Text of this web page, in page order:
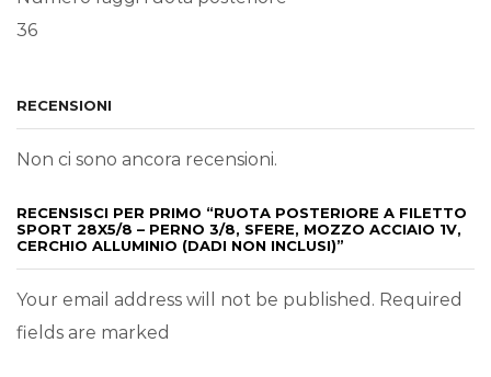
36
RECENSIONI
Non ci sono ancora recensioni.
RECENSISCI PER PRIMO “RUOTA POSTERIORE A FILETTO
SPORT 28X5/8 – PERNO 3/8, SFERE, MOZZO ACCIAIO 1V,
CERCHIO ALLUMINIO (DADI NON INCLUSI)”
Your email address will not be published. Required
fields are marked